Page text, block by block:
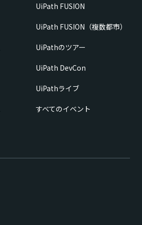
UiPath FUSION
UiPath FUSION（複数都市）
UiPathのツアー
UiPath DevCon
UiPathライブ
すべてのイベント